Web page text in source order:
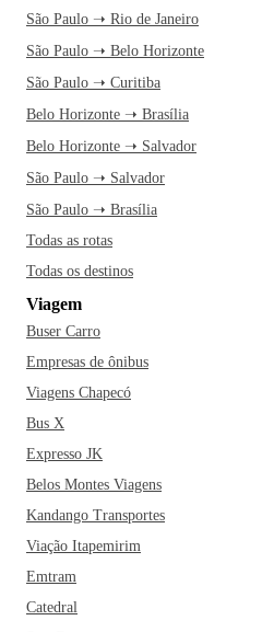
São Paulo ➝ Rio de Janeiro
São Paulo ➝ Belo Horizonte
São Paulo ➝ Curitiba
Belo Horizonte ➝ Brasília
Belo Horizonte ➝ Salvador
São Paulo ➝ Salvador
São Paulo ➝ Brasília
Todas as rotas
Todas os destinos
Viagem
Buser Carro
Empresas de ônibus
Viagens Chapecó
Bus X
Expresso JK
Belos Montes Viagens
Kandango Transportes
Viação Itapemirim
Emtram
Catedral